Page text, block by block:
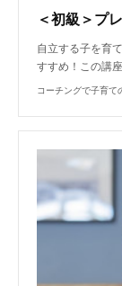
＜初級＞プ
自立する子を育
すすめ！この講
コーチングで子育て